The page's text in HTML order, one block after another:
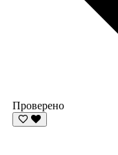
Проверено